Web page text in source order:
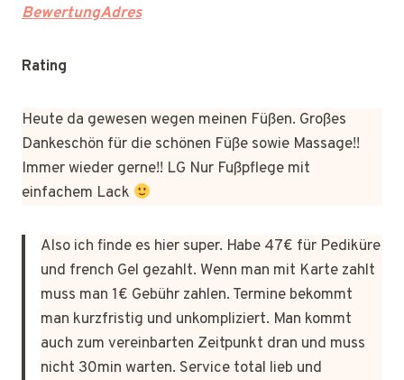
BewertungAdres
Rating
Heute da gewesen wegen meinen Füßen. Großes
Dankeschön für die schönen Füße sowie Massage!!
Immer wieder gerne!! LG Nur Fußpflege mit
einfachem Lack
Also ich finde es hier super. Habe 47€ für Pediküre
und french Gel gezahlt. Wenn man mit Karte zahlt
muss man 1€ Gebühr zahlen. Termine bekommt
man kurzfristig und unkompliziert. Man kommt
auch zum vereinbarten Zeitpunkt dran und muss
nicht 30min warten. Service total lieb und